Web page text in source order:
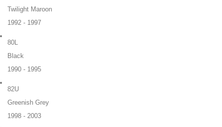
Twilight Maroon
1992 - 1997
80L
Black
1990 - 1995
82U
Greenish Grey
1998 - 2003